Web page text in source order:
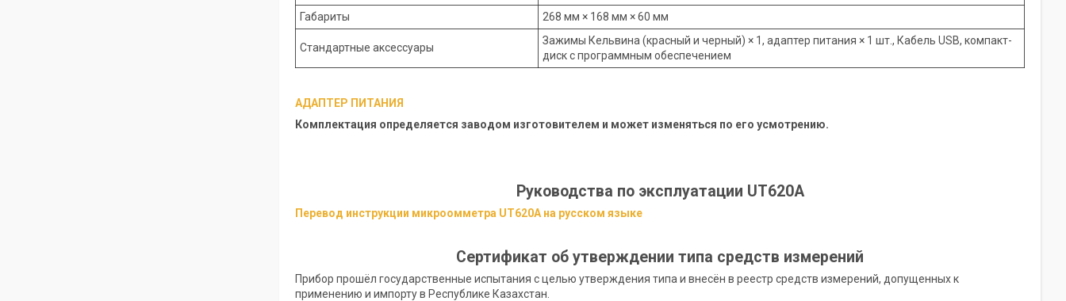
Габариты
268 мм × 168 мм × 60 мм
Стандартные аксессуары
Зажимы Кельвина (красный и черный) × 1, адаптер питания × 1 шт., Кабель USB, компакт-
диск с программным обеспечением
АДАПТЕР ПИТАНИЯ
Комплектация определяется заводом изготовителем и может изменяться по его усмотрению.
Руководства по эксплуатации UT620A
Перевод инструкции микроомметра UT620A на русском языке
Сертификат об утверждении типа средств измерений
Прибор прошёл государственные испытания с целью утверждения типа и внесён в реестр средств измерений, допущенных к
применению и импорту в Республике Казахстан.